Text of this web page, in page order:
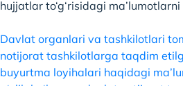
hujjatlar to‘g‘risidagi
Davlat organlari va tashkilotlari
notijorat tashkilotlarga taqdim
buyurtma loyihalari haqidagi